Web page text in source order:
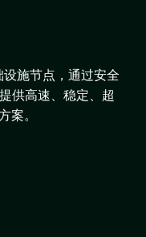
施节点，通过安全
供高速、稳定、超
案。